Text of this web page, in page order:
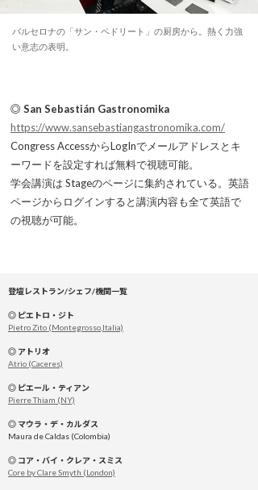
バルセロナの「サン・ペドリート」の厨房から。熱く力強
い意志の表明。
◎ San Sebastián Gastronomika
https://www.sansebastiangastronomika.com/
Congress AccessからLogInでメールアドレスとキ
ーワードを設定すれば無料で視聴可能。
学会講演は Stageのページに集約されている。英語
ページからログインすると講演内容も全て英語で
の視聴が可能。
登壇レストラン/シェフ/機関一覧
◎ ピエトロ・ジト
Pietro Zito (Montegrosso,Italia)
◎ アトリオ
Atrio (Caceres)
◎ ピエール・ティアン
Pierre Thiam (NY)
◎ マウラ・デ・カルダス
Maura de Caldas (Colombia)
◎ コア・バイ・クレア・スミス
Core by Clare Smyth (London)